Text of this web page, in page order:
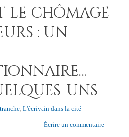
le chômage
: un
uns
, L'écrivain dans la cité
Écrire un commentaire